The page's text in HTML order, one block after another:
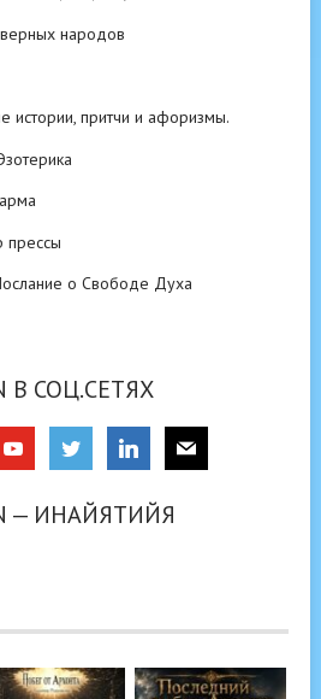
народов
истории, притчи и афоризмы.
прессы
о Свободе Духа
В СОЦ.СЕТЯХ
— ИНАЙЯТИЙЯ